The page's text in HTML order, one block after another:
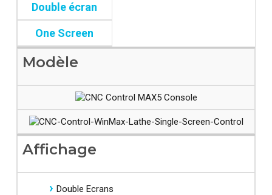
Double écran
One Screen
Modèle
Affichage
Double Ecrans